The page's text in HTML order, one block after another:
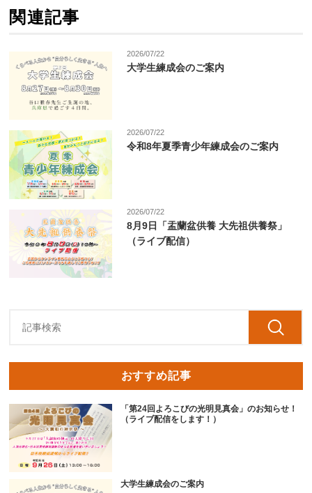
関連記事
2026/07/22
大学生練成会のご案内
2026/07/22
令和8年夏季青少年練成会のご案内
2026/07/22
8月9日「盂蘭盆供養 大先祖供養祭」
（ライブ配信）
おすすめ記事
「第24回よろこびの光明見真会」のお知らせ！
（ライブ配信をします！）
大学生練成会のご案内